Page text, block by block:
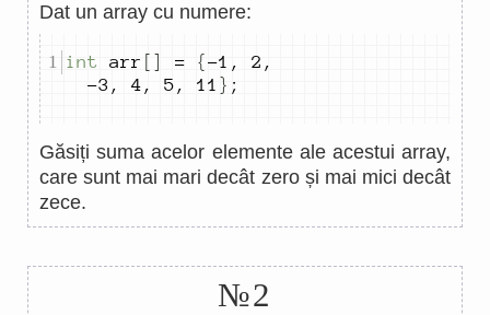
Dat un array cu numere:
int arr [] = {-1 , 2 ,
-3 , 4 , 5 , 11 } ;
Găsiți suma acelor elemente ale acestui array,
care sunt mai mari decât zero și mai mici decât
zece.
№2